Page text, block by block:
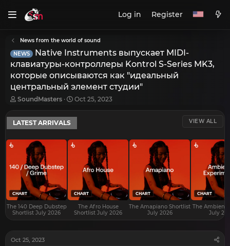
Log in Register
News from the world of sound
NEWS
Native Instruments выпускает MIDI-
клавиатуры-контроллеры Kontrol S-Series MK3,
которые описываются как "идеальный
центральный элемент студии"
T
r
e
a
d
a
e
r
SoundMasters
S
a
t
d
a
Oct 25, 2023
LATEST ARRIVALS VIEW ALL
CHART
The 140 Deep Dubstep
Shortlist July 2026
CHART
The Afro House
Shortlist July 2026
CHART
The Amapiano Shortlist
July 2026
CHART
The Ambient
July
Oct 25, 2023